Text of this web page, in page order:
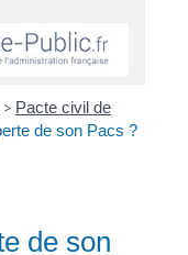
> Pacte civil de
de son Pacs ?
de son